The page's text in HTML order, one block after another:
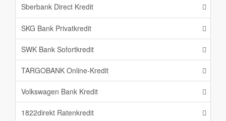
Sberbank Direct Kredit
SKG Bank Privatkredit
SWK Bank Sofortkredit
TARGOBANK Online-Kredit
Volkswagen Bank Kredit
1822direkt Ratenkredit